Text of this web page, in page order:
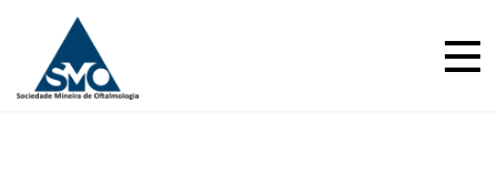
content